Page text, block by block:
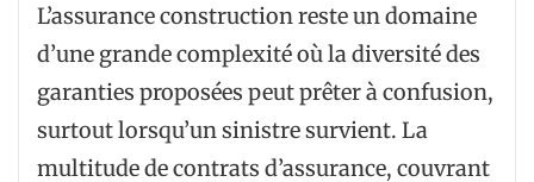
L’assurance construction reste un domaine
d’une grande complexité où la diversité des
garanties proposées peut prêter à confusion,
surtout lorsqu’un sinistre survient. La
multitude de contrats d’assurance, couvrant